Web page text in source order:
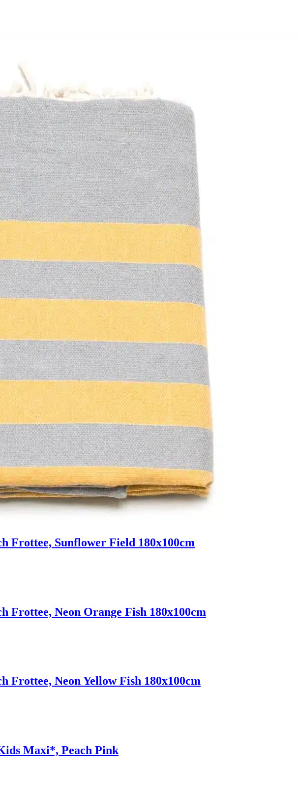
Frottee, Sunflower Field 180x100cm
Frottee, Neon Orange Fish 180x100cm
Frottee, Neon Yellow Fish 180x100cm
Maxi*, Peach Pink